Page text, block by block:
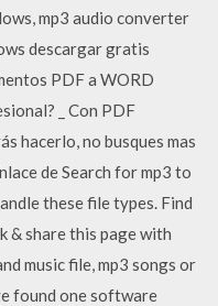
mp3 audio converter
descargar gratis
PDF a WORD
_ Con PDF
hacerlo, no busques mas
de Search for mp3 to
these file types. Find
& share this page with
music file, mp3 songs or
found one software